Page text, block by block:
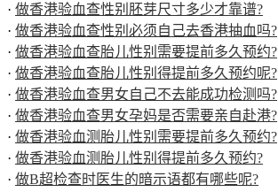
· 做香港验血查性别胚芽尺寸多少才靠谱?
· 做香港验血查性别必须自己去香港抽血吗?
· 做香港验血查胎儿性别需要提前多久预约?
· 做香港验血查胎儿性别得提前多久预约呢?
· 做香港验血查男女自己不去能成功检测吗?
· 做香港验血查男女孕妈是否需要亲自赴港?
· 做香港验血测胎儿性别需要提前多久预约?
· 做香港验血测胎儿性别得提前多久预约?
· 做B超检查时医生的暗示语都有哪些呢?